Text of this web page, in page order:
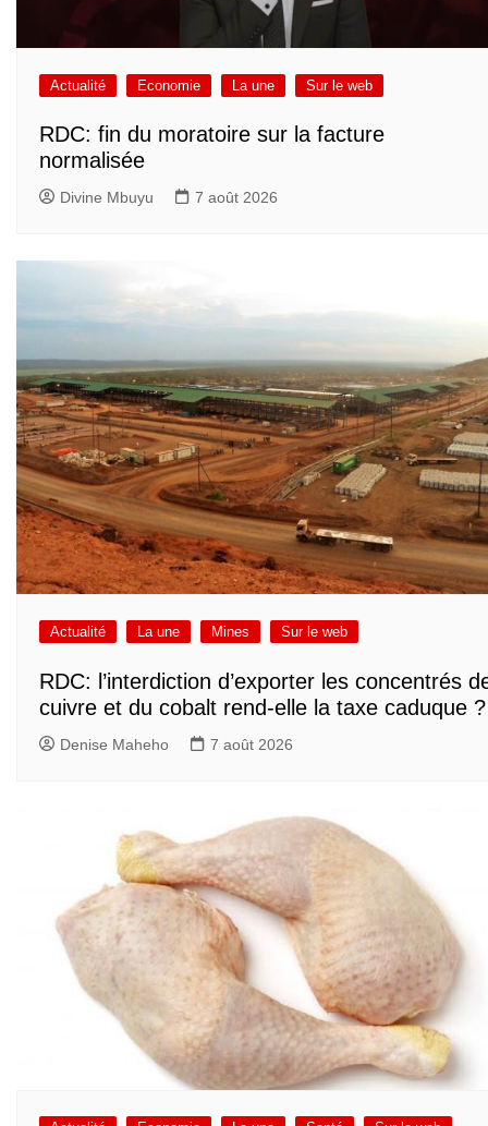
Actualité Economie La une Sur le web
RDC: fin du moratoire sur la facture
normalisée
Divine Mbuyu 7 août 2026
Actualité La une Mines Sur le web
RDC: l’interdiction d’exporter les concentrés
cuivre et du cobalt rend-elle la taxe caduque ?
Denise Maheho 7 août 2026